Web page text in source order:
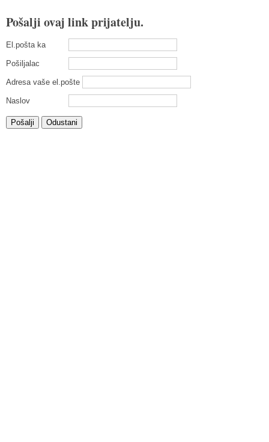
Pošalji ovaj link prijatelju.
El.pošta ka
Pošiljalac
Adresa vaše el.pošte
Naslov
Pošalji Odustani